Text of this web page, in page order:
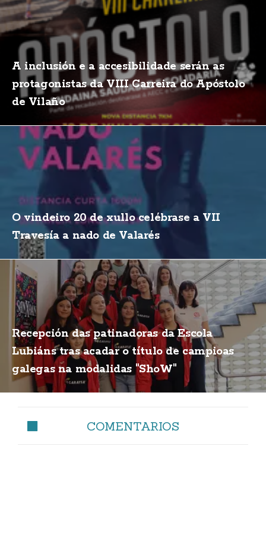
A inclusión e a accesibilidade serán as
protagonistas da VIII Carreira do Apóstolo
de Vilaño
O vindeiro 20 de xullo celébrase a VII
Travesía a nado de Valarés
Recepción das patinadoras da Escola
Lubiáns tras acadar o título de campioas
galegas na modalidas "ShoW"
COMENTARIOS